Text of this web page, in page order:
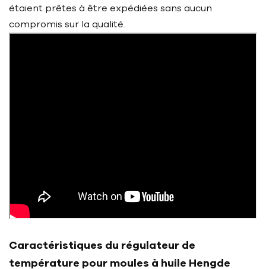
étaient prêtes à être expédiées sans aucun
compromis sur la qualité.
Caractéristiques du régulateur de
température pour moules à huile Hengde